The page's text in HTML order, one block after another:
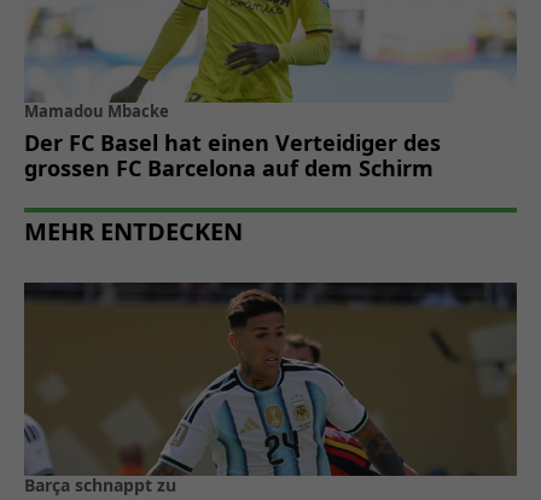
Mamadou Mbacke
Der FC Basel hat einen Verteidiger des
grossen FC Barcelona auf dem Schirm
MEHR ENTDECKEN
Barça schnappt zu